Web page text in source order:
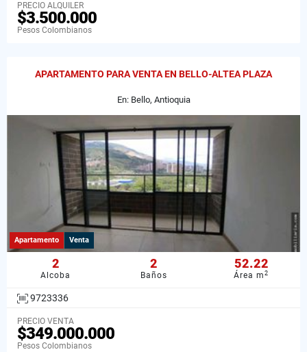
PRECIO ALQUILER
$3.500.000
Pesos Colombianos
APARTAMENTO PARA VENTA EN BELLO-ALTEA PLAZA
En: Bello, Antioquia
Apartamento Venta
2
Alcoba
2
Baños
52.22
Área m2
9723336
PRECIO VENTA
$349.000.000
Pesos Colombianos